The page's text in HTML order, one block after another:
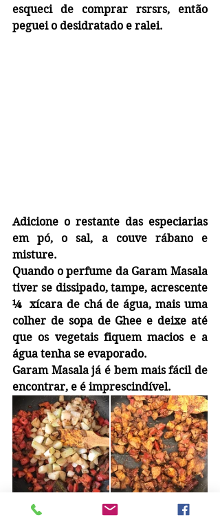
esqueci de comprar rsrsrs, então
peguei o desidratado e ralei.
Adicione o restante das especiarias
em pó, o sal, a couve rábano e
misture.
Quando o perfume da Garam Masala
tiver se dissipado, tampe, acrescente
¼  xícara de chá de água, mais uma
colher de sopa de Ghee e deixe até
que os vegetais fiquem macios e a
água tenha se evaporado.
Garam Masala já é bem mais fácil de
encontrar, e é imprescindível.
Guarneça com coentro.